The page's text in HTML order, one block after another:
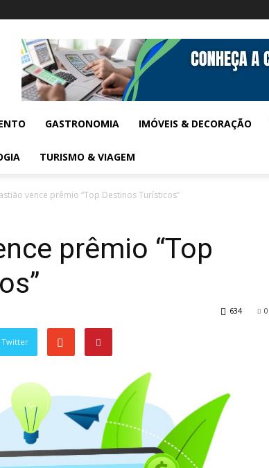
GASTRONOMIA IMÓVEIS & DECORAÇÃO
TURISMO & VIAGEM
vence prêmio “Top Destinos Turísticos”
prêmio “Top
0
634
Twitter